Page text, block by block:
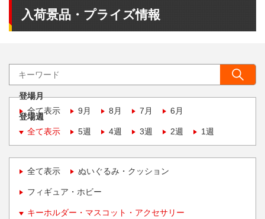
入荷景品・プライズ情報
登場月
全て表示
9月 8月 7月 6月
登場週
全て表示
5週 4週 3週 2週 1週
全て表示 ぬいぐるみ・クッション
フィギュア・ホビー
キーホルダー・マスコット・アクセサリー